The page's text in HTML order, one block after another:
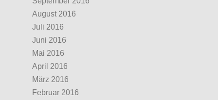
August 2016
Juli 2016
Juni 2016
Mai 2016
April 2016
März 2016
Februar 2016